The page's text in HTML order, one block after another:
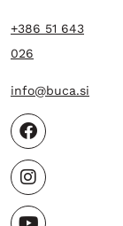
+386 51 643
026
info@buca.si